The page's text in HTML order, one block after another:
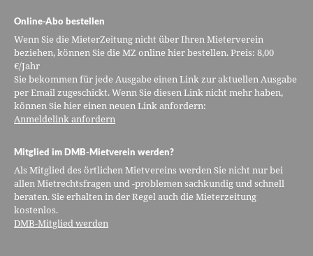
Online-Abo bestellen
Wenn Sie die MieterZeitung nicht über Ihren Mieterverein
beziehen, können Sie die MZ online hier bestellen. Preis: 8,00
€/Jahr
Sie bekommen für jede Ausgabe einen Link zur aktuellen Ausgabe
per Email zugeschickt. Wenn Sie diesen Link nicht mehr haben,
können Sie hier einen neuen Link anfordern:
Anmeldelink anfordern
Mitglied im DMB-Mietverein werden?
Als Mitglied des örtlichen Mietvereins werden Sie nicht nur bei
allen Mietrechtsfragen und -problemen sachkundig und schnell
beraten. Sie erhalten in der Regel auch die Mieterzeitung
kostenlos.
DMB-Mitglied werden